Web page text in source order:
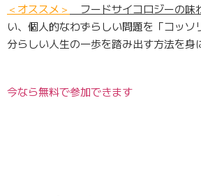
＜オススメ＞ フードサイコロジーの味
い、個人的なわずらしい問題を「コッソ
分らしい人生の一歩を踏み出す方法を身
今なら無料で参加できます